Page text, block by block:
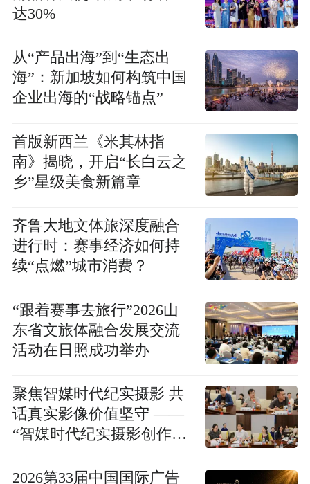
达30%
从“产品出海”到“生态出
海”：新加坡如何构筑中国
企业出海的“战略锚点”
首版新西兰《米其林指
南》揭晓，开启“长白云之
乡”星级美食新篇章
齐鲁大地文体旅深度融合
进行时：赛事经济如何持
续“点燃”城市消费？
“跟着赛事去旅行”2026山
东省文旅体融合发展交流
活动在日照成功举办
聚焦智媒时代纪实摄影 共
话真实影像价值坚守 ——
“智媒时代纪实摄影创作人
2026第33届中国国际广告